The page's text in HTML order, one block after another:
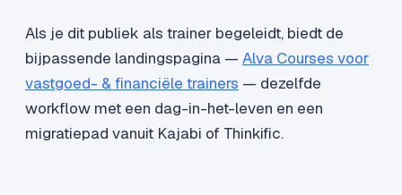
Als je dit publiek als trainer begeleidt, biedt de
bijpassende landingspagina — Alva Courses voor
vastgoed- & financiële trainers — dezelfde
workflow met een dag-in-het-leven en een
migratiepad vanuit Kajabi of Thinkific.